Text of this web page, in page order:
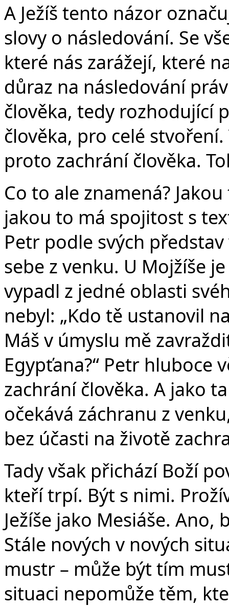
A Ježíš tento názor
slovy o následování. Se
které nás zarážejí, které
důraz na následování
člověka, tedy rozhodující
člověka, pro celé
proto zachrání člověka.
Co to ale znamená?
jakou to má spojitost s
Petr podle svých
sebe z venku. U Mojžíše
vypadl z jedné oblasti
nebyl: „Kdo tě ustanovil
Máš v úmyslu mě
Egypťana?“ Petr hluboce
zachrání člověka. A jako
očekává záchranu z
bez účasti na životě
Tady však přichází Boží
kteří trpí. Být s nimi.
Ježíše jako Mesiáše.
Stále nových v nových
mustr – může být tím
situaci nepomůže těm,